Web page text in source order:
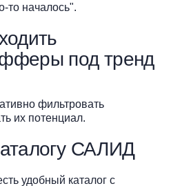
то началось".
под тренд
фильтровать
их потенциал.
САЛИД
удобный каталог с